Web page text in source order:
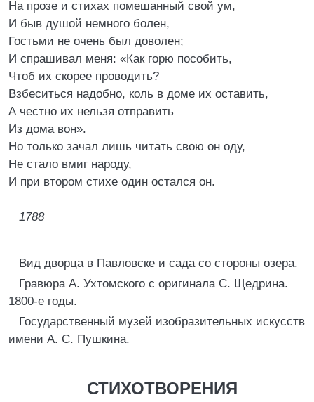
На прозе и стихах помешанный свой ум,
И быв душой немного болен,
Гостьми не очень был доволен;
И спрашивал меня: «Как горю пособить,
Чтоб их скорее проводить?
Взбеситься надобно, коль в доме их оставить,
А честно их нельзя отправить
Из дома вон».
Но только зачал лишь читать свою он оду,
Не стало вмиг народу,
И при втором стихе один остался он.
1788
Вид дворца в Павловске и сада со стороны озера.
Гравюра А. Ухтомского с оригинала С. Щедрина.
1800-е годы.
Государственный музей изобразительных искусств
имени А. С. Пушкина.
СТИХОТВОРЕНИЯ